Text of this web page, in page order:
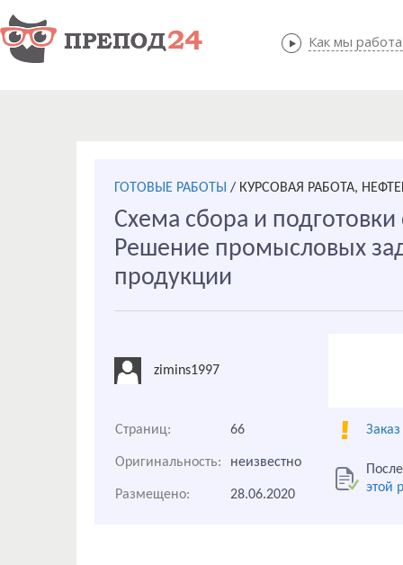
Как мы
Как мы
ГОТОВЫЕ РАБОТЫ / КУРСОВАЯ РАБОТА,
Схема сбора и
Решение промысловых
продукции
zimins1997
Страниц: 66
Оригинальность: неизвестно
этой
Размещено: 28.06.2020